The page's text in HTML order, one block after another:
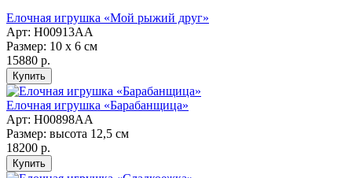
Елочная игрушка «Мой рыжий друг»
Арт: Н00913АА
Размер: 10 х 6 см
15880 р.
Елочная игрушка «Барабанщица»
Арт: Н00898АА
Размер: высота 12,5 см
18200 р.